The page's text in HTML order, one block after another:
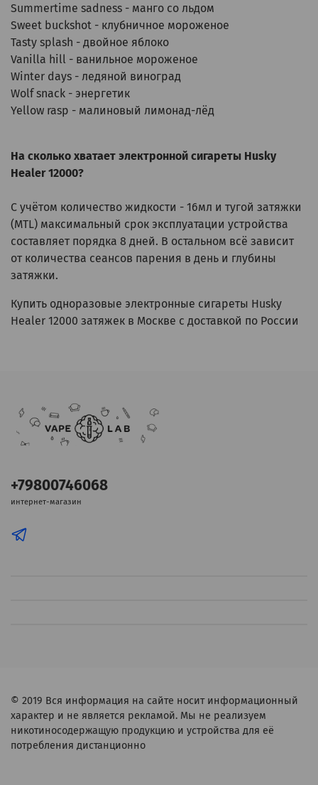
Summertime sadness - манго со льдом
Sweet buckshot - клубничное мороженое
Tasty splash - двойное яблоко
Vanilla hill - ванильное мороженое
Winter days - ледяной виноград
Wolf snack - энергетик
Yellow rasp - малиновый лимонад-лёд
На сколько хватает электронной сигареты Husky
Healer 12000?
С учётом количество жидкости - 16мл и тугой затяжки
(MTL) максимальный срок эксплуатации устройства
составляет порядка 8 дней. В остальном всё зависит
от количества сеансов парения в день и глубины
затяжки.
Купить одноразовые электронные сигареты Husky
Healer 12000 затяжек в Москве с доставкой по России
+79800746068
интернет-магазин
© 2019 Вся информация на сайте носит информационный
характер и не является рекламой. Мы не реализуем
никотиносодержащую продукцию и устройства для её
потребления дистанционно